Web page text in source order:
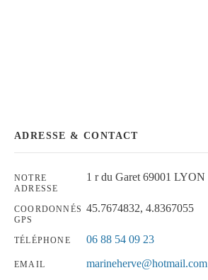
ADRESSE & CONTACT
NOTRE
ADRESSE
1 r du Garet 69001 LYON
COORDONNÉS
GPS
45.7674832, 4.8367055
TÉLÉPHONE 06 88 54 09 23
EMAIL marineherve@hotmail.com